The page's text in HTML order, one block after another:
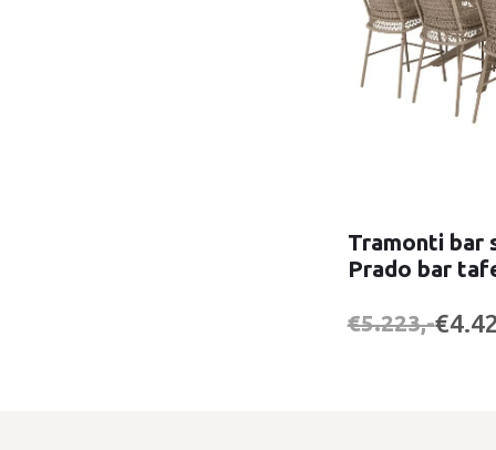
Tramonti bar
Prado bar
€5.223,-